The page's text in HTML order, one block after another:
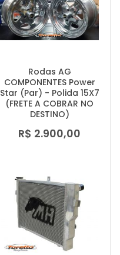
Rodas AG
COMPONENTES Power
Star (Par) - Polida 15X7
(FRETE A COBRAR NO
DESTINO)
R$ 2.900,00